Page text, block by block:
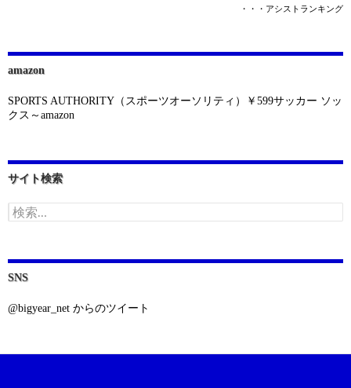
・・・アシストランキング
amazon
SPORTS AUTHORITY（スポーツオーソリティ）￥599サッカー ソッ
クス～amazon
サイト検索
検
索:
SNS
@bigyear_net からのツイート